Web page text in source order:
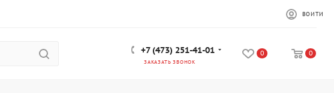
ВОЙТИ
+7 (473) 251-41-01
ЗАКАЗАТЬ ЗВОНОК
0 0